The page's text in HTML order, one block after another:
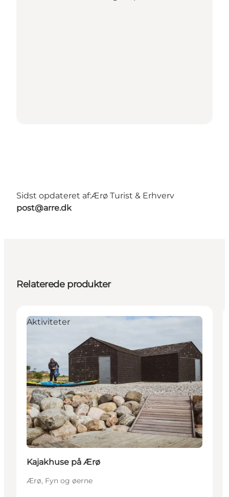
Sidst opdateret af:Ærø Turist & Erhverv
post@arre.dk
Relaterede produkter
Aktiviteter
Kajakhuse på Ærø
Ærø, Fyn og øerne